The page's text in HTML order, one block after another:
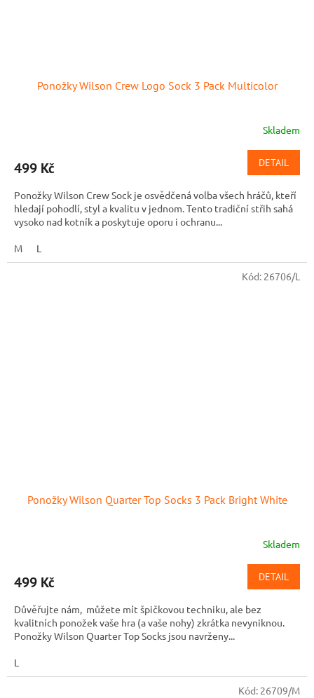
Ponožky Wilson Crew Logo Sock 3 Pack Multicolor
Skladem
499 Kč DETAIL
Ponožky Wilson Crew Sock je osvědčená volba všech hráčů, kteří
hledají pohodlí, styl a kvalitu v jednom. Tento tradiční střih sahá
vysoko nad kotník a poskytuje oporu i ochranu...
M L
Ponožky Wilson Quarter Top Socks 3 Pack Bright White
Skladem
499 Kč DETAIL
Důvěřujte nám, můžete mít špičkovou techniku, ale bez
kvalitních ponožek vaše hra (a vaše nohy) zkrátka nevyniknou.
Ponožky Wilson Quarter Top Socks jsou navrženy...
L
Kód: 26706/L
Kód: 26709/M